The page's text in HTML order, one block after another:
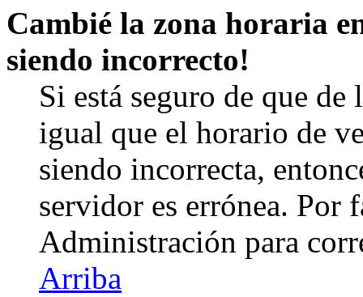
Cambié la zona horaria
siendo incorrecto!
Si está seguro de que
igual que el horario de
siendo incorrecta,
servidor es errónea. Por
Administración para
Arriba